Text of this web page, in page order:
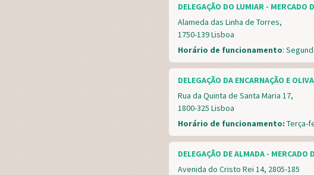
DELEGAÇÃO DO LUMIAR - MERCADO
Alameda das Linha de Torres,
1750-139 Lisboa
Horário de funcionamento:
DELEGAÇÃO DA ENCARNAÇÃO E
Rua da Quinta de Santa Maria 17,
1800-325 Lisboa
Horário de funcionamento: Terça-
DELEGAÇÃO DE ALMADA - MERCADO
Avenida do Cristo Rei 14, 2805-185